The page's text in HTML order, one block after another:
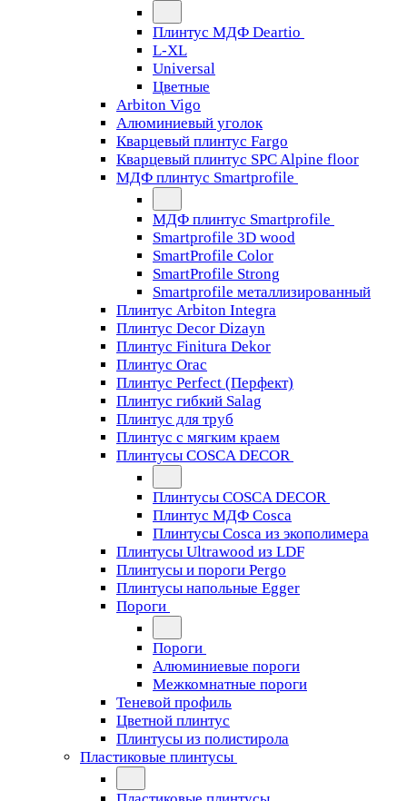
Плинтус МДФ Deartio
L-XL
Universal
Цветные
Arbiton Vigo
Алюминиевый уголок
Кварцевый плинтус Fargo
Кварцевый плинтус SPC Alpine floor
МДФ плинтус Smartprofile
МДФ плинтус Smartprofile
Smartprofile 3D wood
SmartProfile Color
SmartProfile Strong
Smartprofile металлизированный
Плинтус Arbiton Integra
Плинтус Decor Dizayn
Плинтус Finitura Dekor
Плинтус Orac
Плинтус Perfect (Перфект)
Плинтус гибкий Salag
Плинтус для труб
Плинтус с мягким краем
Плинтусы COSCA DECOR
Плинтусы COSCA DECOR
Плинтус МДФ Cosca
Плинтусы Cosca из экополимера
Плинтусы Ultrawood из LDF
Плинтусы и пороги Pergo
Плинтусы напольные Egger
Пороги
Пороги
Алюминиевые пороги
Межкомнатные пороги
Теневой профиль
Цветной плинтус
Плинтусы из полистирола
Пластиковые плинтусы